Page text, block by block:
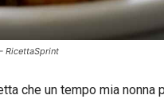
RicettaSprint
che un tempo mia